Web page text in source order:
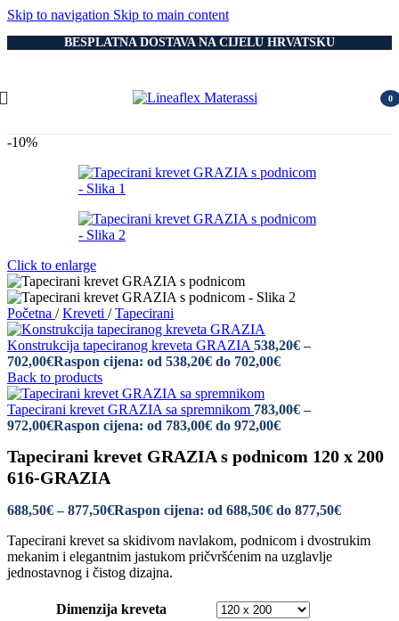
Skip to navigation Skip to main content
BESPLATNA DOSTAVA NA CIJELU HRVATSKU
0
-10%
Click to enlarge
Početna / Kreveti / Tapecirani
Konstrukcija tapeciranog kreveta GRAZIA 538,20€ –
702,00€Raspon cijena: od 538,20€ do 702,00€
Back to products
Tapecirani krevet GRAZIA sa spremnikom 783,00€ –
972,00€Raspon cijena: od 783,00€ do 972,00€
Tapecirani krevet GRAZIA s podnicom 120 x 200
616-GRAZIA
688,50€ – 877,50€Raspon cijena: od 688,50€ do 877,50€
Tapecirani krevet sa skidivom navlakom, podnicom i dvostrukim
mekanim i elegantnim jastukom pričvršćenim na uzglavlje
jednostavnog i čistog dizajna.
Dimenzija kreveta